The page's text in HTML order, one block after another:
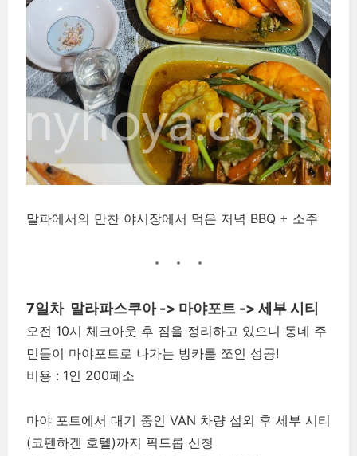
말파에서의 만찬 야시장에서 먹은 저녁 BBQ + 소주
7일차 말라파스쿠아 -> 마야포트 -> 세부 시티
오전 10시 체크아웃 후 짐을 정리하고 있으니 동네 주
민들이 마야포트로 나가는 방카를 쪼인 성공!
비용 : 1인 200페소
마야 포트에서 대기 중인 VAN 차량 섭외 후 세부 시티
(코펜하겐 호텔)까지 픽드롭 신청